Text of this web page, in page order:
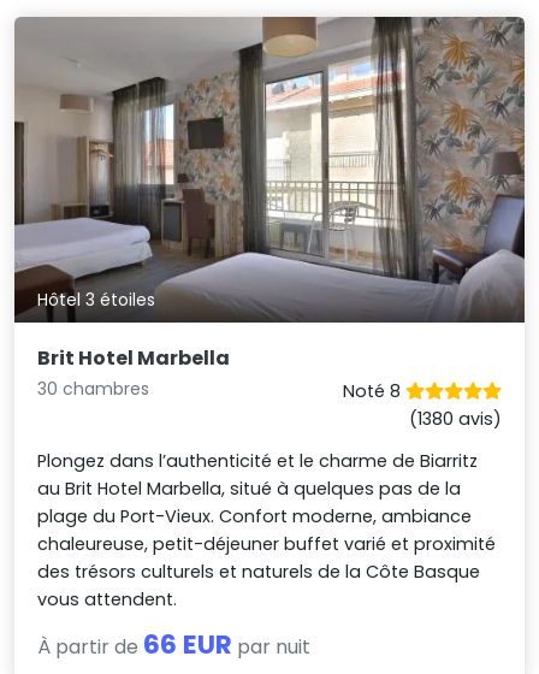
Hôtel 3 étoiles
Brit Hotel Marbella
30 chambres
Noté 8
(1380 avis)
Plongez dans l’authenticité et le charme de Biarritz
au Brit Hotel Marbella, situé à quelques pas de la
plage du Port-Vieux. Confort moderne, ambiance
chaleureuse, petit-déjeuner buffet varié et proximité
des trésors culturels et naturels de la Côte Basque
vous attendent.
À partir de 66 EUR par nuit